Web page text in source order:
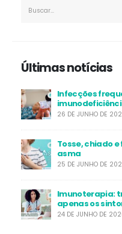
Últimas notícias
Infecções
26 DE JUNHO DE
Tosse, chiado
asma
25 DE JUNHO DE
Imunoterapia:
apenas os
24 DE JUNHO DE